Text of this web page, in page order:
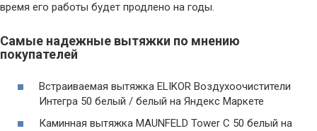
время его работы будет продлено на годы.
Самые надежные вытяжки по мнению
покупателей
Встраиваемая вытяжка ELIKOR Воздухоочистители
Интегра 50 белый / белый на Яндекс Маркете
Каминная вытяжка MAUNFELD Tower C 50 белый на